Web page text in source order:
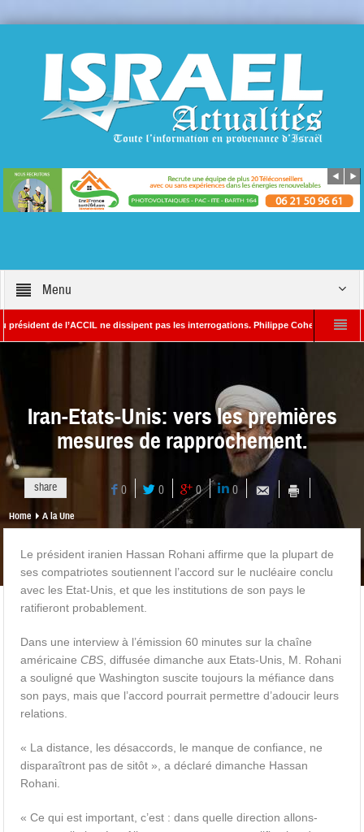
Menu
de l’ACCIL ne dissipent pas les interrogations. Philippe Cohen annonce se
Iran-Etats-Unis: vers les premières
mesures de rapprochement.
share 0 0 0 0
Home A la Une
Le président iranien Hassan Rohani affirme que la plupart de
ses compatriotes soutiennent l’accord sur le nucléaire conclu
avec les Etat-Unis, et que les institutions de son pays le
ratifieront probablement.
Dans une interview à l’émission 60 minutes sur la chaîne
américaineCBS , diffusée dimanche aux Etats-Unis, M. Rohani
a souligné que Washington suscite toujours la méfiance dans
son pays, mais que l’accord pourrait permettre d’adoucir leurs
relations.
« La distance, les désaccords, le manque de confiance, ne
disparaîtront pas de sitôt », a déclaré dimanche Hassan
Rohani.
« Ce qui est important, c’est : dans quelle direction allons-